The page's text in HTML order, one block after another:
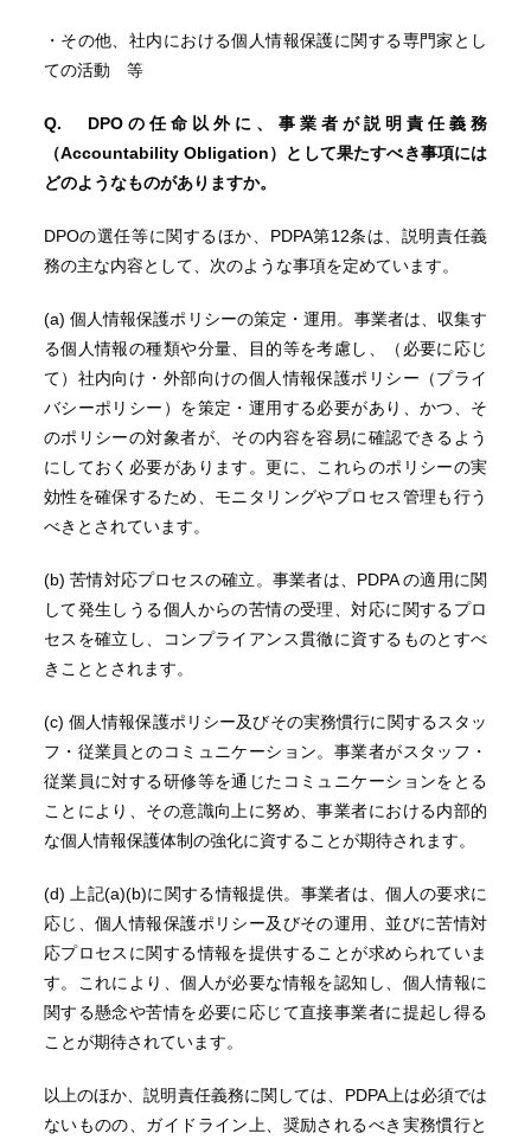
・その他、社内における個人情報保護に関する専門家とし
ての活動 等
Q. DPOの任命以外に、事業者が説明責任義務
（Accountability Obligation）として果たすべき事項には
どのようなものがありますか。
DPOの選任等に関するほか、PDPA第12条は、説明責任義
務の主な内容として、次のような事項を定めています。
(a) 個人情報保護ポリシーの策定・運用。事業者は、収集す
る個人情報の種類や分量、目的等を考慮し、（必要に応じ
て）社内向け・外部向けの個人情報保護ポリシー（プライ
バシーポリシー）を策定・運用する必要があり、かつ、そ
のポリシーの対象者が、その内容を容易に確認できるよう
にしておく必要があります。更に、これらのポリシーの実
効性を確保するため、モニタリングやプロセス管理も行う
べきとされています。
(b) 苦情対応プロセスの確立。事業者は、PDPA の適用に関
して発生しうる個人からの苦情の受理、対応に関するプロ
セスを確立し、コンプライアンス貫徹に資するものとすべ
きこととされます。
(c) 個人情報保護ポリシー及びその実務慣行に関するスタッ
フ・従業員とのコミュニケーション。事業者がスタッフ・
従業員に対する研修等を通じたコミュニケーションをとる
ことにより、その意識向上に努め、事業者における内部的
な個人情報保護体制の強化に資することが期待されます。
(d) 上記(a)(b)に関する情報提供。事業者は、個人の要求に
応じ、個人情報保護ポリシー及びその運用、並びに苦情対
応プロセスに関する情報を提供することが求められていま
す。これにより、個人が必要な情報を認知し、個人情報に
関する懸念や苦情を必要に応じて直接事業者に提起し得る
ことが期待されています。
以上のほか、説明責任義務に関しては、PDPA上は必須では
ないものの、ガイドライン上、奨励されるべき実務慣行と